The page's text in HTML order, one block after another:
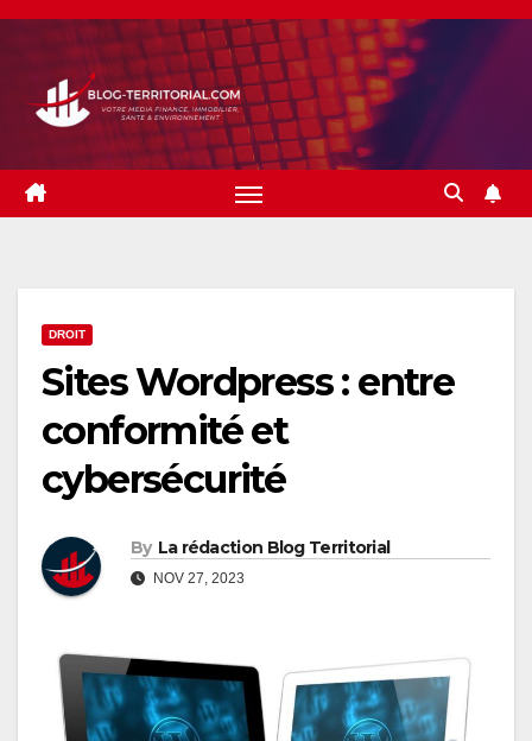
Skip
content
DROIT
Sites Wordpress : entre
conformité et
cybersécurité
By La rédaction Blog Territorial
NOV 27, 2023